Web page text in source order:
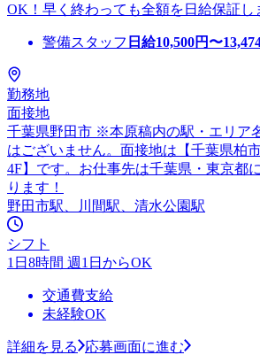
OK！早く終わっても全額を日給保証し
警備スタッフ 日給10,500円〜
勤務地
面接地
千葉県野田市 ※本原稿内の駅・エリア
はございません。面接地は【千葉県柏
4F】です。お仕事先は千葉県・東京都
ります！
野田市駅、川間駅、清水公園駅
シフト
1日8時間 週1日からOK
交通費支給
未経験OK
詳細を見る
応募画面に進む